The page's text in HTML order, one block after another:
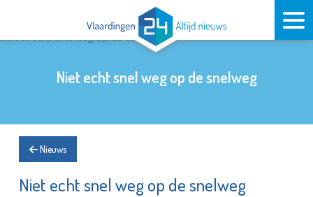
Niet echt snel weg op de snelweg
Nieuws
Niet echt snel weg op de snelweg